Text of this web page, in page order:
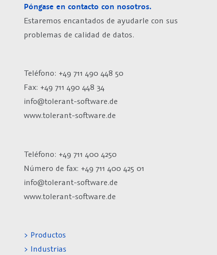
Póngase en contacto con nosotros.
Estaremos encantados de ayudarle con sus
problemas de calidad de datos.
Teléfono: +49 711 490 448 50
Fax: +49 711 490 448 34
info@tolerant-software.de
www.tolerant-software.de
Teléfono: +49 711 400 4250
Número de fax: +49 711 400 425 01
info@tolerant-software.de
www.tolerant-software.de
> Productos
> Industrias